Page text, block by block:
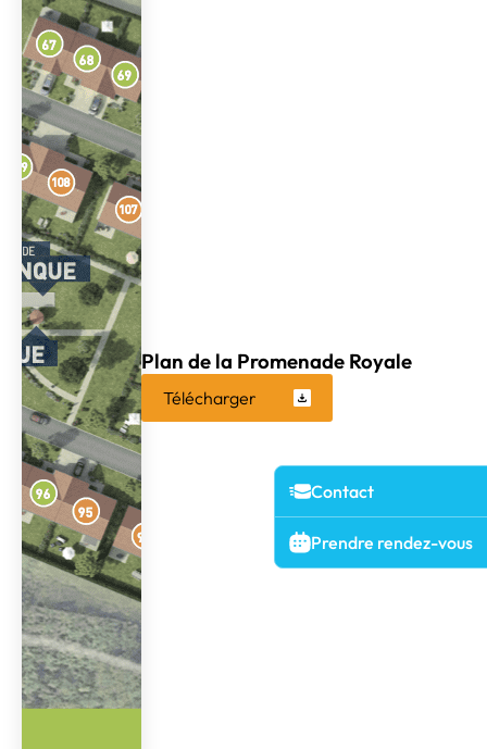
Plan de la Promenade Royale
Télécharger
Contact
Prendre rendez-vous